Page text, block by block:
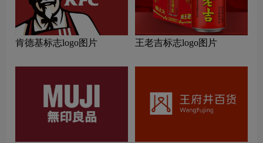
肯德基标志logo图片 王老吉标志logo图片